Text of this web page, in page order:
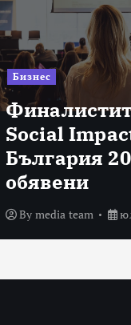
Бизнес
Social
България
обявени
By media team